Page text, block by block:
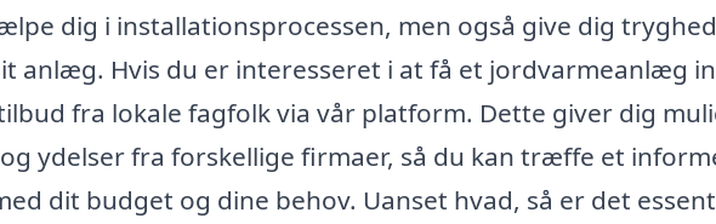
dig i installationsprocessen, men også give dig
anlæg. Hvis du er interesseret i at få et jordvarmeanlæg
fra lokale fagfolk via vår platform. Dette giver dig
ydelser fra forskellige firmaer, så du kan træffe et
dit budget og dine behov. Uanset hvad, så er det